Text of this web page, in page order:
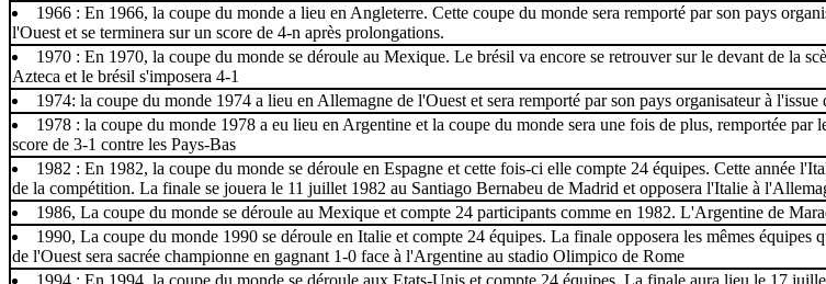
1966 : En 1966, la coupe du monde a lieu en Angleterre. Cette coupe du monde sera remporté par son pays
l'Ouest et se terminera sur un score de 4-n après prolongations.
1970 : En 1970, la coupe du monde se déroule au Mexique. Le brésil va encore se retrouver sur le devant de la
Azteca et le brésil s'imposera 4-1
1974: la coupe du monde 1974 a lieu en Allemagne de l'Ouest et sera remporté par son pays organisateur à
1978 : la coupe du monde 1978 a eu lieu en Argentine et la coupe du monde sera une fois de plus, remportée
score de 3-1 contre les Pays-Bas
1982 : En 1982, la coupe du monde se déroule en Espagne et cette fois-ci elle compte 24 équipes. Cette année
de la compétition. La finale se jouera le 11 juillet 1982 au Santiago Bernabeu de Madrid et opposera l'Italie à
1986, La coupe du monde se déroule au Mexique et compte 24 participants comme en 1982. L'Argentine de
1990, La coupe du monde 1990 se déroule en Italie et compte 24 équipes. La finale opposera les mêmes
de l'Ouest sera sacrée championne en gagnant 1-0 face à l'Argentine au stadio Olimpico de Rome